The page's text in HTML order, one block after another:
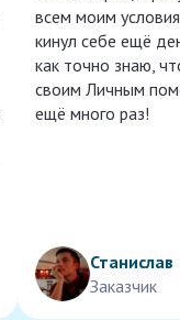
всем моим
кинул себе ещё
как точно знаю,
своим Личным
ещё много раз!
Станислав
Заказчик